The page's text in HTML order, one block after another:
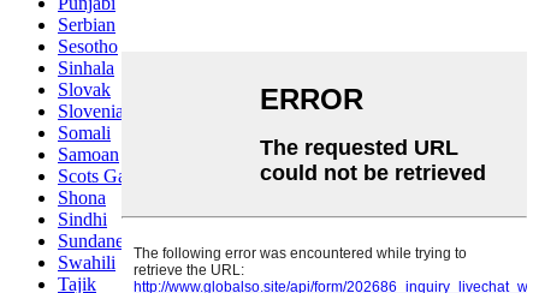
Serbian
Sesotho
Sinhala
Slovak
Slovenian
Somali
Samoan
Scots Gaelic
Shona
Sindhi
Sundanese
Swahili
Tajik